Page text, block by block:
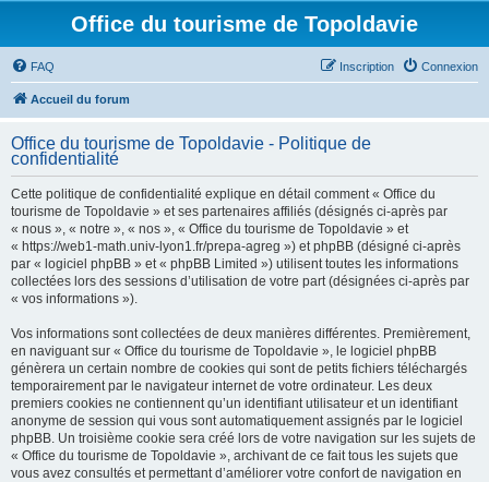
Office du tourisme de Topoldavie
FAQ Connexion
Inscription
Accueil du forum
Office du tourisme de Topoldavie - Politique de
confidentialité
Cette politique de confidentialité explique en détail comment « Office du
tourisme de Topoldavie » et ses partenaires affiliés (désignés ci-après par
« nous », « notre », « nos », « Office du tourisme de Topoldavie » et
« https://web1-math.univ-lyon1.fr/prepa-agreg ») et phpBB (désigné ci-après
par « logiciel phpBB » et « phpBB Limited ») utilisent toutes les informations
collectées lors des sessions d’utilisation de votre part (désignées ci-après par
« vos informations »).
Vos informations sont collectées de deux manières différentes. Premièrement,
en naviguant sur « Office du tourisme de Topoldavie », le logiciel phpBB
génèrera un certain nombre de cookies qui sont de petits fichiers téléchargés
temporairement par le navigateur internet de votre ordinateur. Les deux
premiers cookies ne contiennent qu’un identifiant utilisateur et un identifiant
anonyme de session qui vous sont automatiquement assignés par le logiciel
phpBB. Un troisième cookie sera créé lors de votre navigation sur les sujets de
« Office du tourisme de Topoldavie », archivant de ce fait tous les sujets que
vous avez consultés et permettant d’améliorer votre confort de navigation en